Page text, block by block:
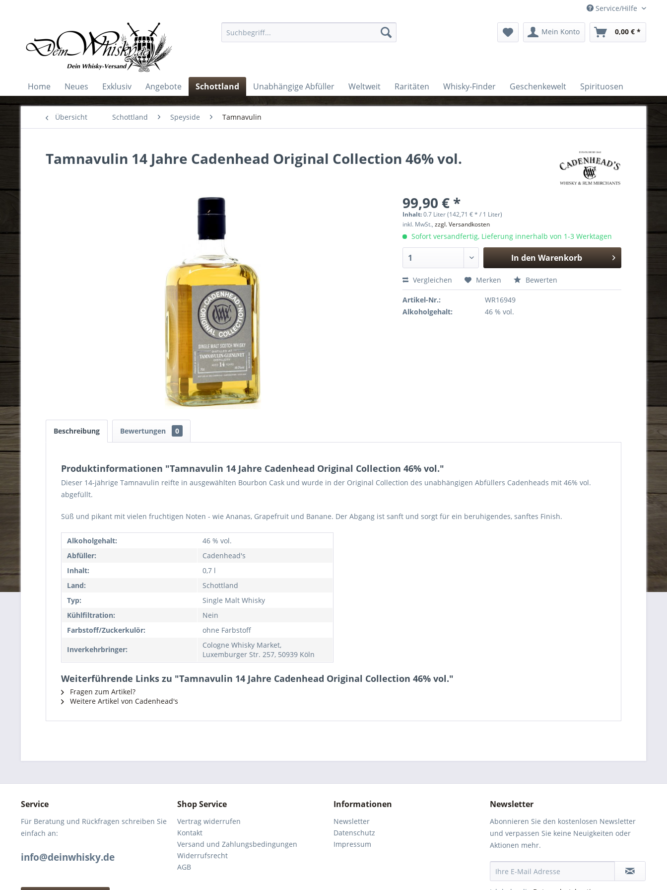
Service/Hilfe
Mein Konto 0,00 € *
Home Neues Exklusiv Angebote Schottland Unabhängige Abfüller Weltweit Raritäten Whisky-Finder Geschenkewelt Spirituosen
Übersicht Schottland Speyside Tamnavulin
Tamnavulin 14 Jahre Cadenhead Original Collection 46% vol.
99,90 € *
Inhalt:0.7 Liter (142,71 € * / 1 Liter)
inkl. MwSt.,zzgl. Versandkosten
Sofort versandfertig, Lieferung innerhalb von 1-3 Werktagen
In den Warenkorb
Hinzugefügt
Vergleichen Merken Bewerten
Artikel-Nr.:
WR16949
Alkoholgehalt:
46 % vol.
Beschreibung Bewertungen 0
Produktinformationen "Tamnavulin 14 Jahre Cadenhead Original Collection 46% vol."
Dieser 14-jährige Tamnavulin reifte in ausgewählten Bourbon Cask und wurde in der Original Collection des unabhängigen Abfüllers Cadenheads mit 46% vol.
abgefüllt.
Süß und pikant mit vielen fruchtigen Noten - wie Ananas, Grapefruit und Banane. Der Abgang ist sanft und sorgt für ein beruhigendes, sanftes Finish.
Alkoholgehalt:
46 % vol.
Abfüller:
Cadenhead's
Inhalt:
0,7 l
Land:
Schottland
Typ:
Single Malt Whisky
Kühlfiltration:
Nein
Farbstoff/Zuckerkulör:
ohne Farbstoff
Inverkehrbringer:
Cologne Whisky Market,
Luxemburger Str. 257, 50939 Köln
Weiterführende Links zu "Tamnavulin 14 Jahre Cadenhead Original Collection 46% vol."
Fragen zum Artikel?
Weitere Artikel von Cadenhead's
Service
Für Beratung und Rückfragen schreiben Sie
einfach an:
info@deinwhisky.de
Shop Service
Vertrag widerrufen
Kontakt
Versand und Zahlungsbedingungen
Widerrufsrecht
AGB
Informationen
Newsletter
Datenschutz
Impressum
Newsletter
Abonnieren Sie den kostenlosen Newsletter
und verpassen Sie keine Neuigkeiten oder
Aktionen mehr.